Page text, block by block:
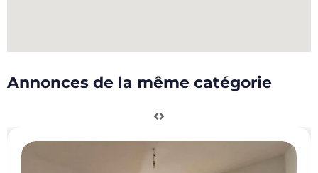
Annonces de la même catégorie